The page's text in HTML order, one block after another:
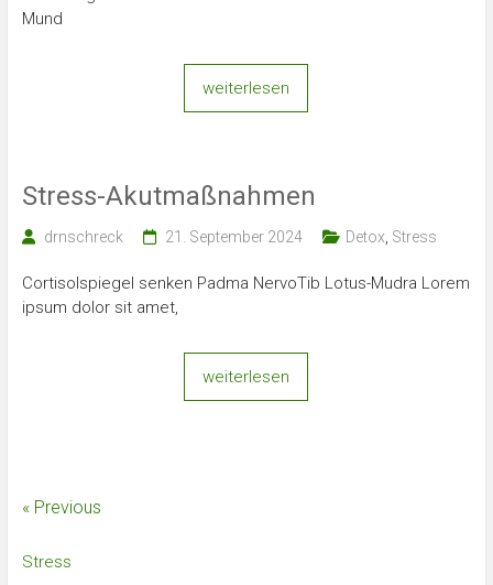
Mund
weiterlesen
Stress-Akutmaßnahmen
drnschreck 21. September 2024 Detox Stress
Cortisolspiegel senken Padma NervoTib Lotus-Mudra Lorem
ipsum dolor sit amet,
weiterlesen
« Previous
Stress